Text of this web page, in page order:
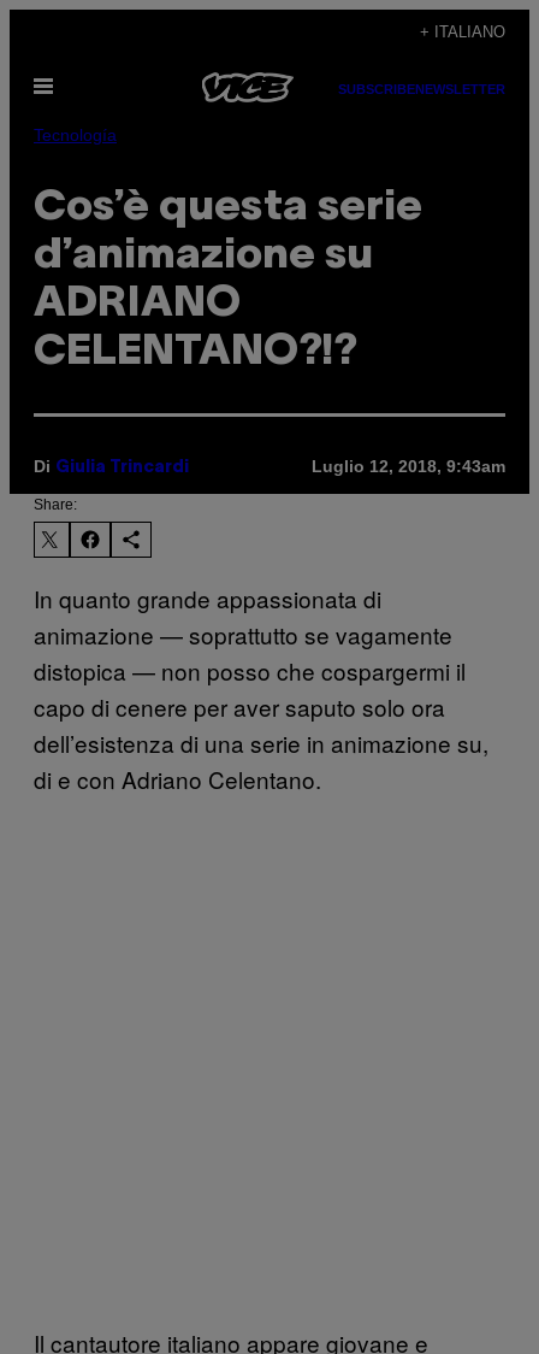
contenuto
+ ITALIANO
Apri
SUBSCRIBENEWSLETTER
Tecnología
Cos’è questa serie
d’animazione su
ADRIANO
CELENTANO?!?
Di Giulia Trincardi Luglio 12, 2018, 9:43am
Share:
In quanto grande appassionata di
animazione — soprattutto se vagamente
distopica — non posso che cospargermi il
capo di cenere per aver saputo solo ora
dell’esistenza di una serie in animazione su,
di e con Adriano Celentano.
Il cantautore italiano appare giovane e